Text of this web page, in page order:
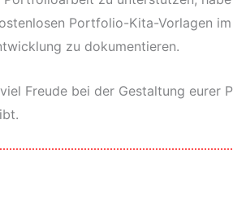
Portfolio-Kita-Vorlagen
zu dokumentieren.
Freude bei der Gestaltung